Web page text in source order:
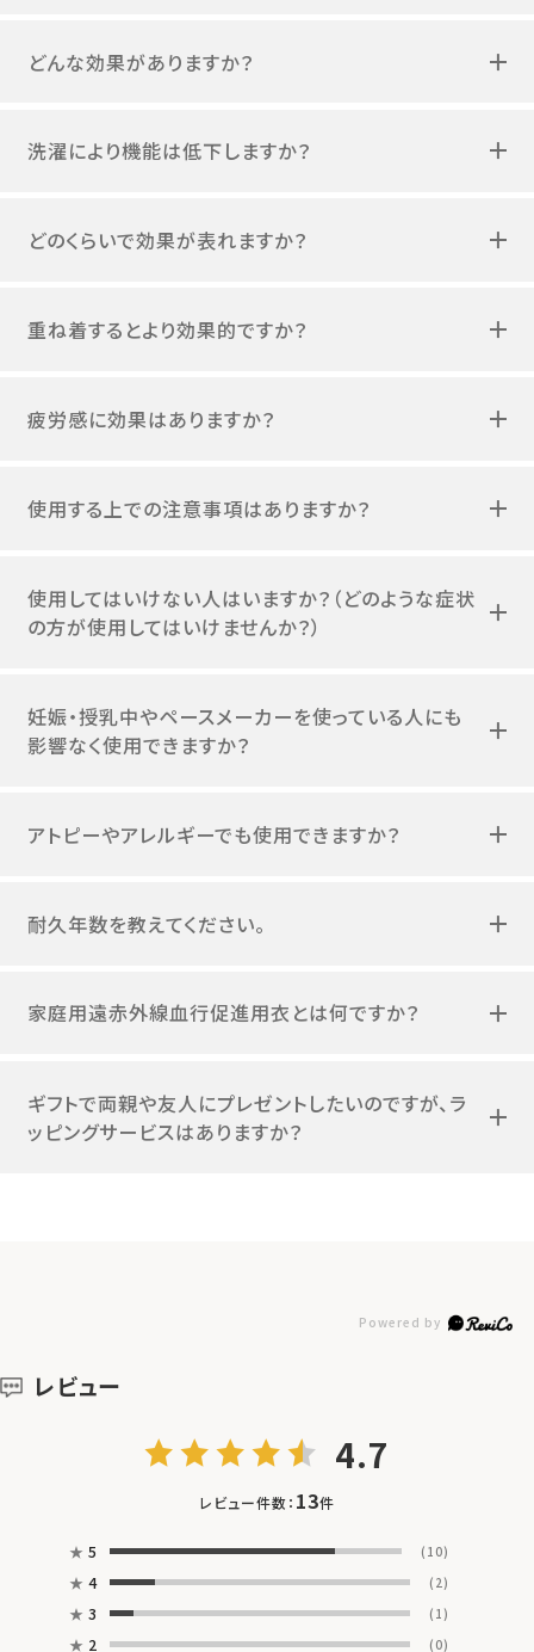
どんな効果がありますか？
洗濯により機能は低下しますか？
どのくらいで効果が表れますか？
重ね着するとより効果的ですか？
疲労感に効果はありますか？
使用する上での注意事項はありますか？
使用してはいけない人はいますか？（どのような症状
の方が使用してはいけませんか？）
妊娠・授乳中やペースメーカーを使っている人にも
影響なく使用できますか？
アトピーやアレルギーでも使用できますか？
耐久年数を教えてください。
家庭用遠赤外線血行促進用衣とは何ですか？
ギフトで両親や友人にプレゼントしたいのですが、ラ
ッピングサービスはありますか？
レビュー
4.7
レビュー件数： 13件
★ 5 (10)
★ 4 (2)
★ 3 (1)
★ 2 (0)